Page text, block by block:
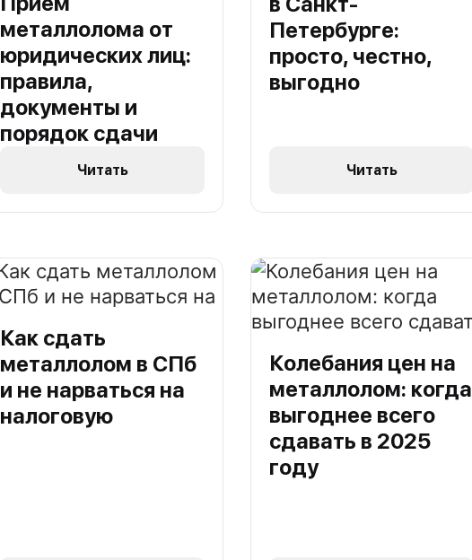
металлолома от
юридических лиц:
правила,
документы и
порядок сдачи
Читать
Петербурге:
просто, честно,
выгодно
Читать
Как сдать
металлолом в СПб
и не нарваться на
налоговую
Колебания цен на
металлолом: когда
выгоднее всего
сдавать в 2025
году